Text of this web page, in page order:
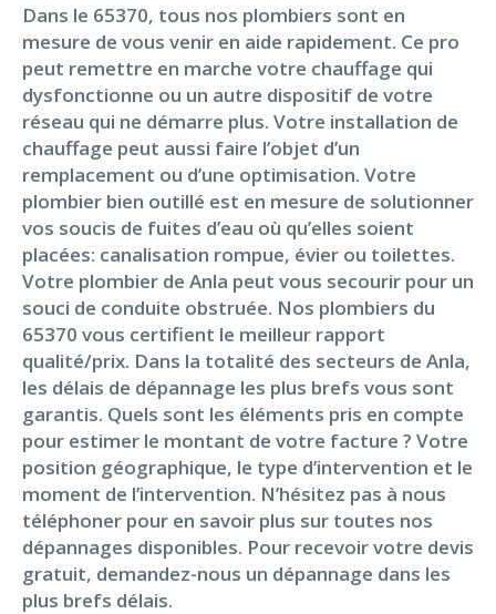
Dans le 65370, tous nos plombiers sont en
mesure de vous venir en aide rapidement. Ce pro
peut remettre en marche votre chauffage qui
dysfonctionne ou un autre dispositif de votre
réseau qui ne démarre plus. Votre installation de
chauffage peut aussi faire l’objet d’un
remplacement ou d’une optimisation. Votre
plombier bien outillé est en mesure de solutionner
vos soucis de fuites d’eau où qu’elles soient
placées: canalisation rompue, évier ou toilettes.
Votre plombier de Anla peut vous secourir pour un
souci de conduite obstruée. Nos plombiers du
65370 vous certifient le meilleur rapport
qualité/prix. Dans la totalité des secteurs de Anla,
les délais de dépannage les plus brefs vous sont
garantis. Quels sont les éléments pris en compte
pour estimer le montant de votre facture ? Votre
position géographique, le type d’intervention et le
moment de l’intervention. N’hésitez pas à nous
téléphoner pour en savoir plus sur toutes nos
dépannages disponibles. Pour recevoir votre devis
gratuit, demandez-nous un dépannage dans les
plus brefs délais.